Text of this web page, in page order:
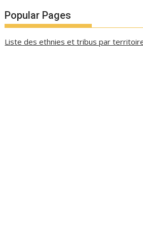
Popular Pages
Liste des ethnies et tribus par